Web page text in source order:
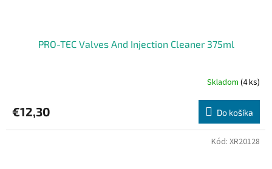
PRO-TEC Valves And Injection Cleaner 375ml
Skladom (4 ks)
€12,30 Do košíka
Kód: XR20128